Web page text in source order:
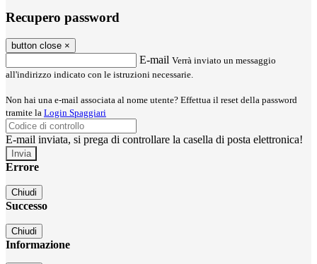
Recupero password
button close ×
E-mail Verrà inviato un messaggio
all'indirizzo indicato con le istruzioni necessarie.
Non hai una e-mail associata al nome utente? Effettua il reset della password
tramite la Login Spaggiari
E-mail inviata, si prega di controllare la casella di posta elettronica!
Errore
Chiudi
Successo
Chiudi
Informazione